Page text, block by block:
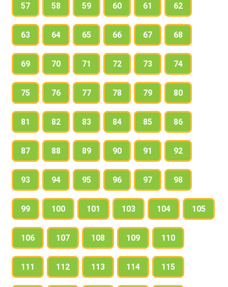
57 58 59 60 61 62
63 64 65 66 67 68
69 70 71 72 73 74
75 76 77 78 79 80
81 82 83 84 85 86
87 88 89 90 91 92
93 94 95 96 97 98
99 100 101 103 104 105
106 107 108 109 110
111 112 113 114 115